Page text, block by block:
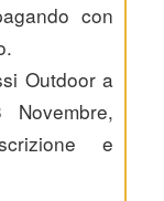
con
Outdoor a
e